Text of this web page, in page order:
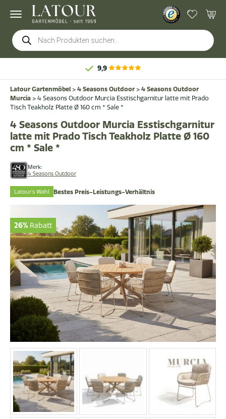
Products
search
9,9
Latour Gartenmöbel > 4 Seasons Outdoor > 4 Seasons Outdoor
Murcia > 4 Seasons Outdoor Murcia Esstischgarnitur latte mit Prado
Tisch Teakholz Platte Ø 160 cm * Sale *
Merk:
4 Seasons Outdoor
4 Seasons Outdoor Murcia Esstischgarnitur
latte mit Prado Tisch Teakholz Platte Ø 160
cm * Sale *
Latour's Wahl Bestes Preis-Leistungs-Verhältnis
26% Rabatt